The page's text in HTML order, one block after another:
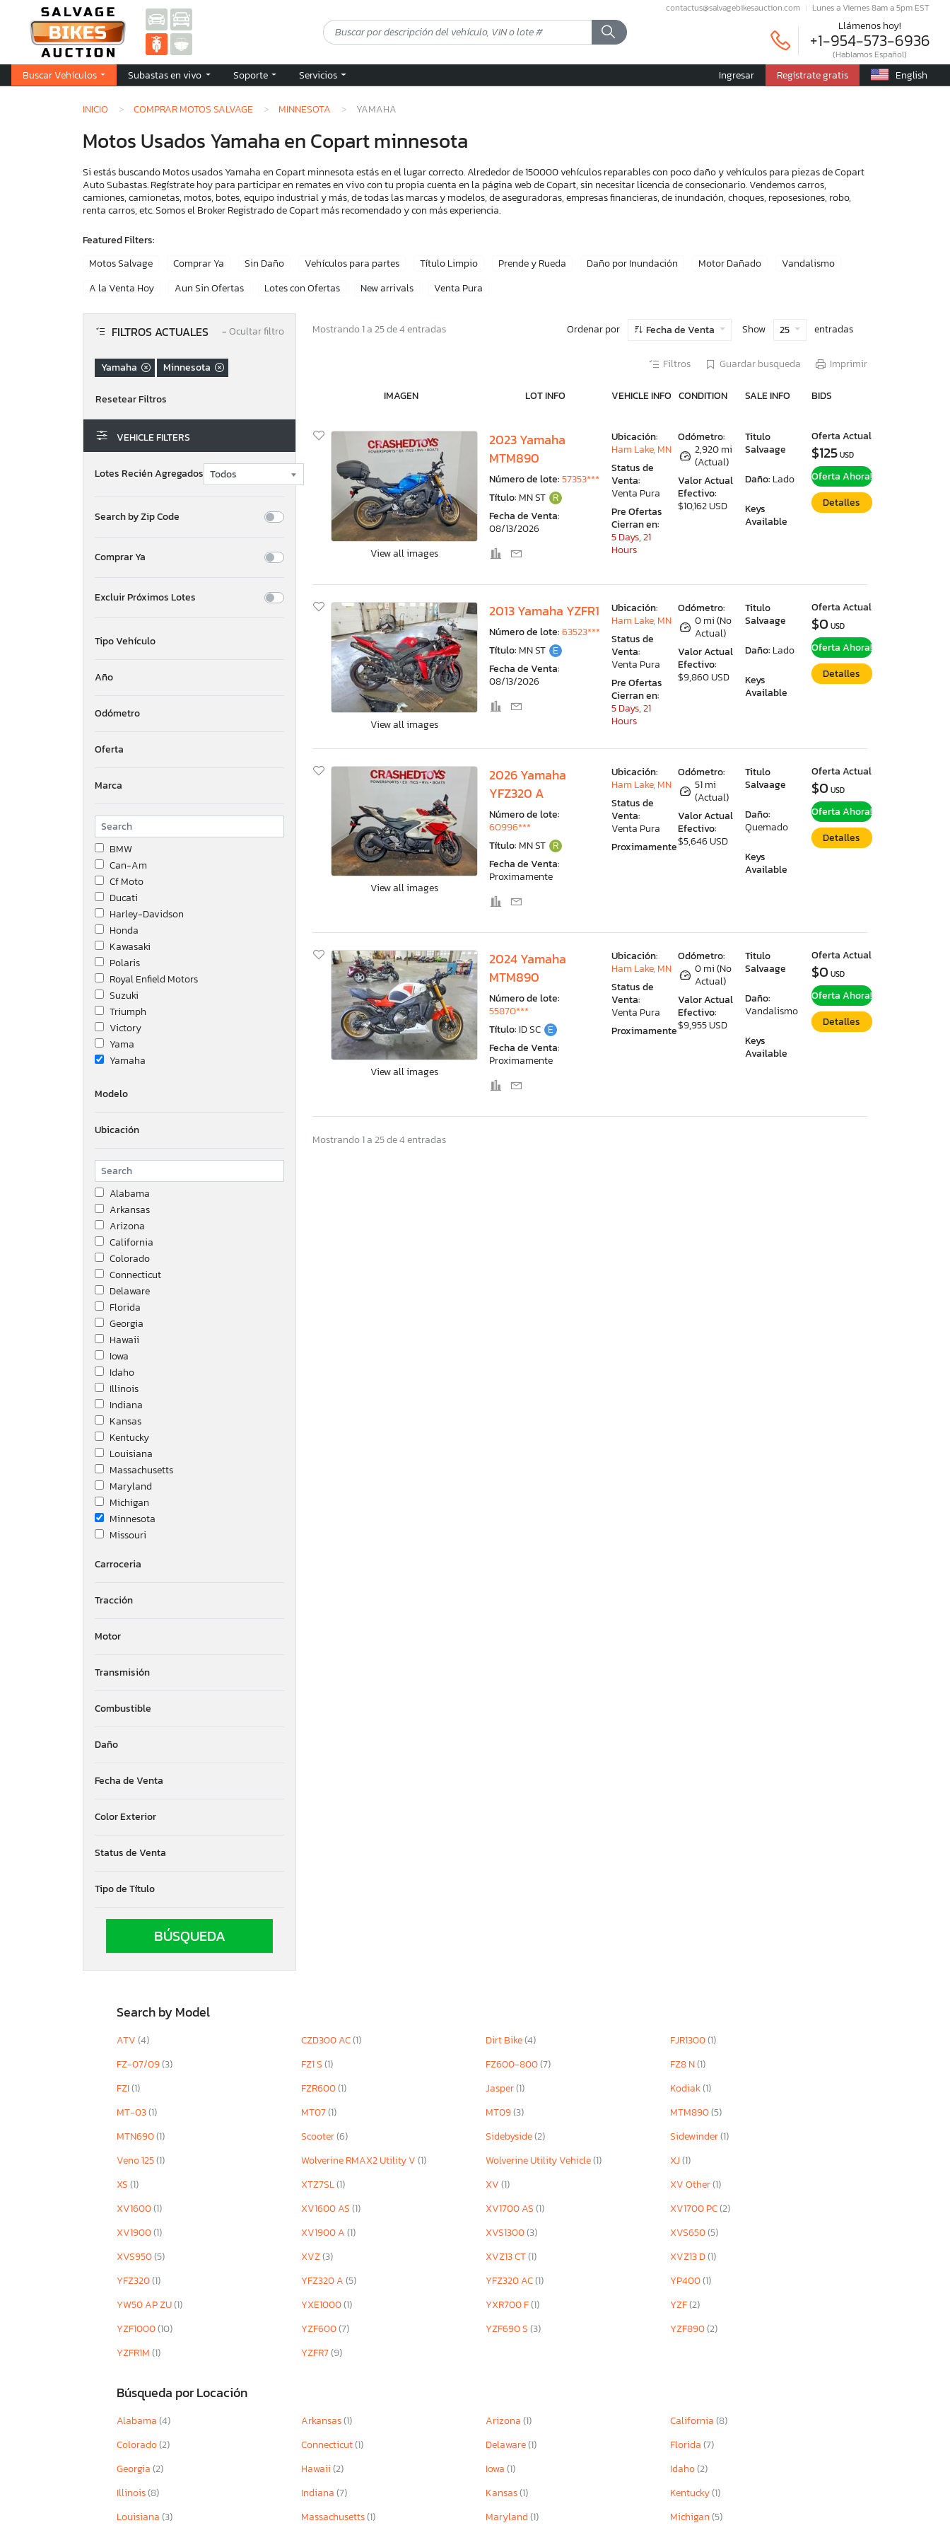
contactus@salvagebikesauction.com Lunes a Viernes 8am a 5pm EST
Llámenos hoy!
+1-954-573-6936
(Hablamos Español)
Buscar Vehículos Subastas en vivo Soporte Servicios Ingresar Regístrate gratis English
INICIO COMPRAR MOTOS SALVAGE MINNESOTA YAMAHA
Motos Usados Yamaha en Copart minnesota
Si estás buscando Motos usados Yamaha en Copart minnesota estás en el lugar correcto. Alrededor de 150000 vehículos reparables con poco daño y vehículos para piezas de Copart
Auto Subastas. Regístrate hoy para participar en remates en vivo con tu propia cuenta en la página web de Copart, sin necesitar licencia de consecionario. Vendemos carros,
camiones, camionetas, motos, botes, equipo industrial y más, de todas las marcas y modelos, de aseguradoras, empresas financieras, de inundación, choques, reposesiones, robo,
renta carros, etc. Somos el Broker Registrado de Copart más recomendado y con más experiencia.
Featured Filters:
Motos Salvage
Comprar Ya Sin Daño Vehículos para partes Título Limpio Prende y Rueda Daño por Inundación Motor Dañado
Vandalismo
A la Venta Hoy
Aun Sin Ofertas Lotes con Ofertas New arrivals Venta Pura
FILTROS ACTUALES −Ocultar filtro
Yamaha Minnesota
VEHICLE FILTERS
Lotes Recién Agregados
Search by Zip Code
Comprar Ya
Excluir Próximos Lotes
Tipo Vehículo
Año
Odómetro
Oferta
Marca
BMW
Can-Am
Cf Moto
Ducati
Harley-Davidson
Honda
Kawasaki
Polaris
Royal Enfield Motors
Suzuki
Triumph
Victory
Yama
Yamaha
Modelo
Ubicación
Alabama
Arkansas
Arizona
California
Colorado
Connecticut
Delaware
Florida
Georgia
Hawaii
Iowa
Idaho
Illinois
Indiana
Kansas
Kentucky
Louisiana
Massachusetts
Maryland
Michigan
Minnesota
Missouri
New Brunswick
Nebraska
New Jersey
Nevada
Oklahoma
Pennsylvania
Rhode Island
Tennessee
Virginia
Wisconsin
Carroceria
Tracción
Motor
Transmisión
Combustible
Daño
Fecha de Venta
Color Exterior
Status de Venta
Tipo de Título
Mostrando 1 a 25 de 4 entradas Ordenar por Fecha de Venta Show 25 entradas
Filtros Guardar busqueda Imprimir
IMAGEN LOT INFO VEHICLE INFO CONDITION SALE INFO BIDS
View all images
2023 Yamaha
MTM890
Número de lote:57353***
Título: MN ST R
Fecha de Venta:
08/13/2026
Odómetro:
2,920 mi
(Actual)
Valor Actual
Efectivo:
$10,162 USD
Titulo
Salvaage
Daño: Lado
Keys
Available
Ubicación:
Ham Lake, MN
Status de
Venta:
Venta Pura
Pre Ofertas
Cierran en:
5 Days, 21
Hours
Oferta Actual
$125USD
Oferta Ahora!
Detalles
View all images
2013 Yamaha YZFR1
Número de lote:63523***
Título: MN ST E
Fecha de Venta:
08/13/2026
Odómetro:
0 mi (No
Actual)
Valor Actual
Efectivo:
$9,860 USD
Titulo
Salvaage
Daño: Lado
Keys
Available
Ubicación:
Ham Lake, MN
Status de
Venta:
Venta Pura
Pre Ofertas
Cierran en:
5 Days, 21
Hours
Oferta Actual
$0USD
Oferta Ahora!
Detalles
View all images
2026 Yamaha
YFZ320 A
Número de lote:
60996***
Título: MN ST R
Fecha de Venta:
Proximamente
Odómetro:
51 mi
(Actual)
Valor Actual
Efectivo:
$5,646 USD
Titulo
Salvaage
Daño:
Quemado
Keys
Available
Ubicación:
Ham Lake, MN
Status de
Venta:
Venta Pura
Proximamente
Oferta Actual
$0USD
Oferta Ahora!
Detalles
View all images
2024 Yamaha
MTM890
Número de lote:
55870***
Título: ID SC E
Fecha de Venta:
Proximamente
Odómetro:
0 mi (No
Actual)
Valor Actual
Efectivo:
$9,955 USD
Titulo
Salvaage
Daño:
Vandalismo
Keys
Available
Ubicación:
Ham Lake, MN
Status de
Venta:
Venta Pura
Proximamente
Oferta Actual
$0USD
Oferta Ahora!
Detalles
Mostrando 1 a 25 de 4 entradas
Search by Model
ATV(4) CZD300 AC(1) Dirt Bike(4) FJR1300(1)
FZ-07/09(3) FZ1 S(1) FZ600-800(7) FZ8 N(1)
FZI(1) FZR600(1) Jasper(1) Kodiak(1)
MT-03(1) MT07(1) MT09(3) MTM890(5)
MTN690(1) Scooter(6) Sidebyside(2) Sidewinder(1)
Veno 125(1) Wolverine RMAX2 Utility V(1) Wolverine Utility Vehicle(1) XJ(1)
XS(1) XTZ7SL(1) XV(1) XV Other(1)
XV1600(1) XV1600 AS(1) XV1700 AS(1) XV1700 PC(2)
XV1900(1) XV1900 A(1) XVS1300(3) XVS650(5)
XVS950(5) XVZ(3) XVZ13 CT(1) XVZ13 D(1)
YFZ320(1) YFZ320 A(5) YFZ320 AC(1) YP400(1)
YW50 AP ZU(1) YXE1000(1) YXR700 F(1) YZF(2)
YZF1000(10) YZF600(7) YZF690 S(3) YZF890(2)
YZFR1M(1) YZFR7(9)
Búsqueda por Locación
Alabama(4) Arkansas(1) Arizona(1) California(8)
Colorado(2) Connecticut(1) Delaware(1) Florida(7)
Georgia(2) Hawaii(2) Iowa(1) Idaho(2)
Illinois(8) Indiana(7) Kansas(1) Kentucky(1)
Louisiana(3) Massachusetts(1) Maryland(1) Michigan(5)